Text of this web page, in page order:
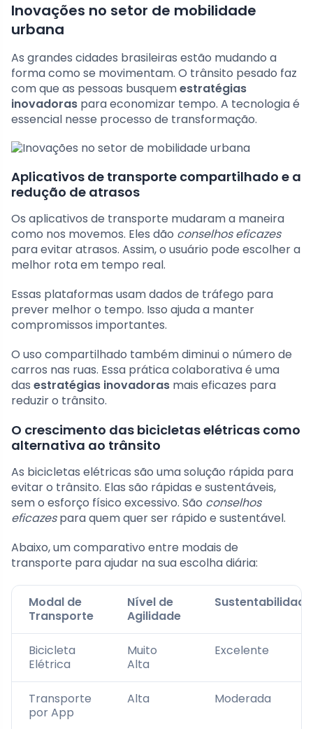
Inovações no setor de mobilidade
urbana
As grandes cidades brasileiras estão mudando a
forma como se movimentam. O trânsito pesado faz
com que as pessoas busquemestratégias
inovadoras para economizar tempo. A tecnologia é
essencial nesse processo de transformação.
Aplicativos de transporte compartilhado e a
redução de atrasos
Os aplicativos de transporte mudaram a maneira
como nos movemos. Eles dão conselhos eficazes
para evitar atrasos. Assim, o usuário pode escolher a
melhor rota em tempo real.
Essas plataformas usam dados de tráfego para
prever melhor o tempo. Isso ajuda a manter
compromissos importantes.
O uso compartilhado também diminui o número de
carros nas ruas. Essa prática colaborativa é uma
das estratégias inovadoras mais eficazes para
reduzir o trânsito.
O crescimento das bicicletas elétricas como
alternativa ao trânsito
As bicicletas elétricas são uma solução rápida para
evitar o trânsito. Elas são rápidas e sustentáveis,
sem o esforço físico excessivo. São conselhos
eficazespara quem quer ser rápido e sustentável.
Abaixo, um comparativo entre modais de
transporte para ajudar na sua escolha diária:
Modal de
Transporte
Nível de
Agilidade
Sustentabilidade
Bicicleta
Elétrica
Muito
Alta
Excelente
Transporte
por App
Alta Moderada